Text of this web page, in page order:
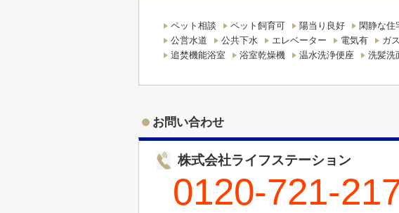
ペット相談 ペット飼育可 陽当り良好 閑静な住
公営水道
公共下水 エレベーター 電気有 ガ
追焚機能浴室
浴室乾燥機 温水洗浄便座 洗髪洗
お問い合わせ
株式会社ライフステーション
0120-721-